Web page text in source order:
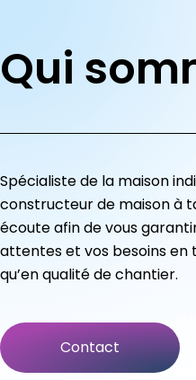
Qui
Spécialiste de la maison
constructeur de maison à
écoute afin de vous
attentes et vos besoins en
qu’en qualité de chantier.
Contact